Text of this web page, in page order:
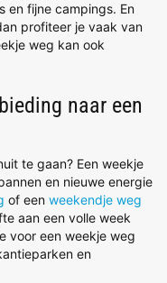
en fijne campings. En
profiteer je vaak van
weg kan ook
naar een
te gaan? Een weekje
en nieuwe energie
of een weekendje weg
aan een volle week
voor een weekje weg
en